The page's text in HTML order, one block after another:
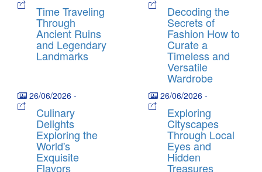
Time Traveling
Through
Ancient Ruins
and Legendary
Landmarks
Decoding the
Secrets of
Fashion How to
Curate a
Timeless and
Versatile
Wardrobe
26/06/2026 -
Culinary
Delights
Exploring the
World's
Exquisite
Flavors
26/06/2026 -
Exploring
Cityscapes
Through Local
Eyes and
Hidden
Treasures